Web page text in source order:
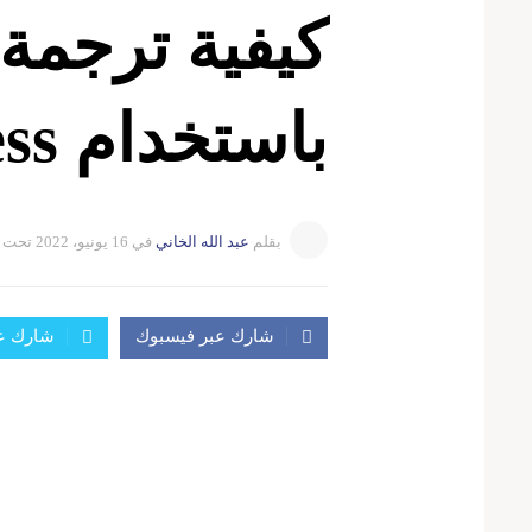
كيفية
باستخدام TranslatePress
بقلم عبد الله الخاني في 16 يونيو، 2022 تحت
شارك عبر فيسبوك شارك